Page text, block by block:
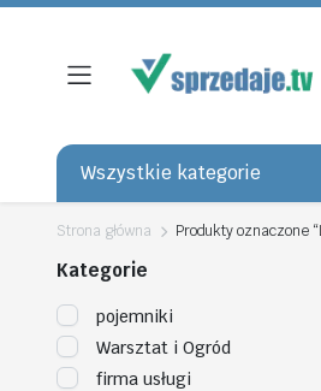
Wszystkie kategorie
Strona główna Produkty oznaczone
Kategorie
pojemniki
Warsztat i Ogród
firma usługi